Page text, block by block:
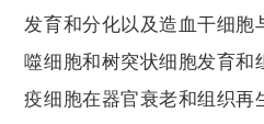
发育和分化以及造血干细胞
噬细胞和树突状细胞发育和
疫细胞在器官衰老和组织再